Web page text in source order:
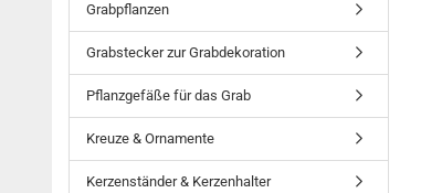
Grabpflanzen
Grabstecker zur Grabdekoration
Pflanzgefäße für das Grab
Kreuze & Ornamente
Kerzenständer & Kerzenhalter